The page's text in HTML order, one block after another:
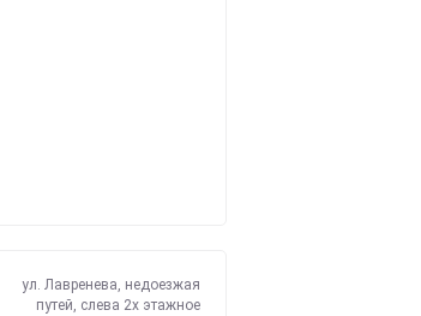
ул. Лавренева, недоезжая
путей, слева 2х этажное